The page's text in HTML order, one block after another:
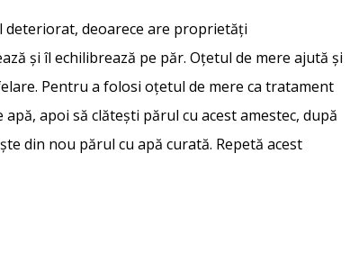
deoarece are proprietăți
și îl echilibrează pe păr. Oțetul de mere ajută și
Pentru a folosi oțetul de mere ca tratament
apoi să clătești părul cu acest amestec, după
din nou părul cu apă curată. Repetă acest